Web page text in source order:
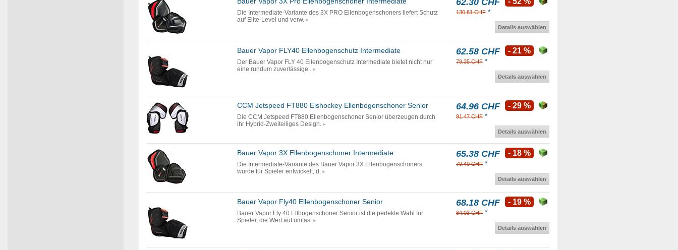
Die Intermediate-Variante des 3X PRO Ellenbogenschoners liefert Schutz
auf Elite-Level und verw.
62.30 CHF
130.81 CHF *
Details auswählen
Bauer Vapor FLY40 Ellenbogenschutz Intermediate
Der Bauer Vapor FLY 40 Ellenbogenschutz Intermediate bietet nicht nur
eine rundum zuverlässige .
62.58 CHF
79.35 CHF *
- 21 %
Details auswählen
CCM Jetspeed FT880 Eishockey Ellenbogenschoner Senior
Die CCM Jetspeed FT880 Ellenbogenschoner Senior überzeugen durch
ihr Hybrid-Zweiteiliges Design.
64.96 CHF
91.47 CHF *
- 29 %
Details auswählen
Bauer Vapor 3X Ellenbogenschoner Intermediate
Die Intermediate-Variante des Bauer Vapor 3X Ellenbogenschoners
wurde für Spieler entwickelt, d.
65.38 CHF
79.40 CHF *
- 18 %
Details auswählen
Bauer Vapor Fly40 Ellenbogenschoner Senior
Bauer Vapor Fly 40 Ellbogenschoner Senior ist die perfekte Wahl für
Spieler, die Wert auf umfas.
68.18 CHF
84.03 CHF *
- 19 %
Details auswählen